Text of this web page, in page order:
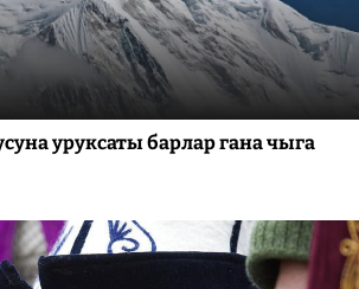
уруксаты барлар гана чыга